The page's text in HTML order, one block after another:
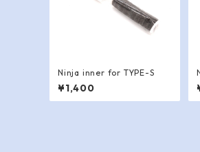
Ninja inner for TYPE-S
¥1,400